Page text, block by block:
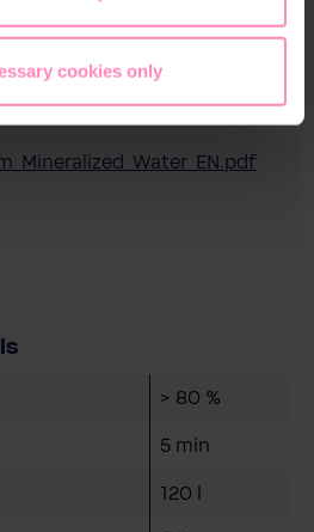
cookies only
> 80 %
5 min
120 l